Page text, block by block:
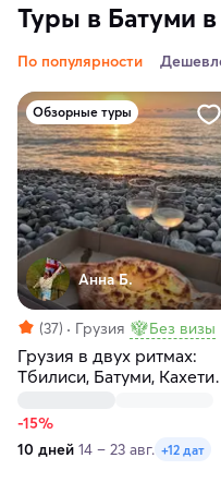
Туры в Батуми
По популярности
Обзорные туры
Анна Б.
(37) Грузия Без визы
Грузия в двух ритмах:
Тбилиси, Батуми,
на море
-15%
10 дней 14 – 23 авг. +12 дат